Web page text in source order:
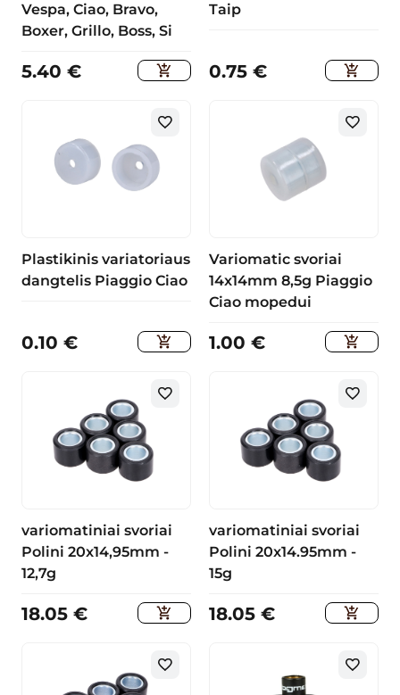
Vespa, Ciao, Bravo,
Boxer, Grillo, Boss, Si
5.40 €
Taip
0.75 €
Plastikinis variatoriaus
dangtelis Piaggio Ciao
0.10 €
Variomatic svoriai
14x14mm 8,5g Piaggio
Ciao mopedui
1.00 €
variomatiniai svoriai
Polini 20x14,95mm -
12,7g
18.05 €
variomatiniai svoriai
Polini 20x14.95mm -
15g
18.05 €